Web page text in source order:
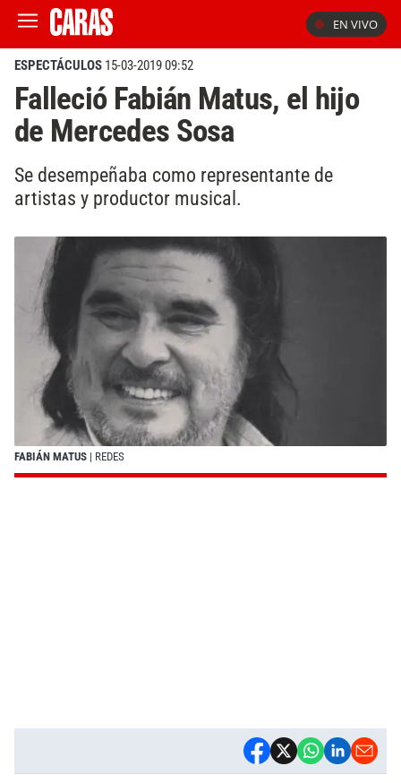
EN VIVO
ESPECTÁCULOS 15-03-2019 09:52
Falleció Fabián Matus, el hijo
de Mercedes Sosa
Se desempeñaba como representante de
artistas y productor musical.
FABIÁN MATUS | REDES